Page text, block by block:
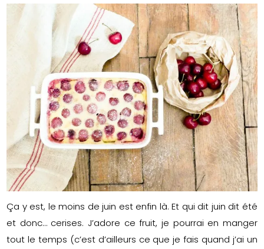
Ça y est, le moins de juin est enfin là. Et qui dit juin dit été
et donc… cerises. J’adore ce fruit, je pourrai en manger
tout le temps (c’est d’ailleurs ce que je fais quand j’ai un